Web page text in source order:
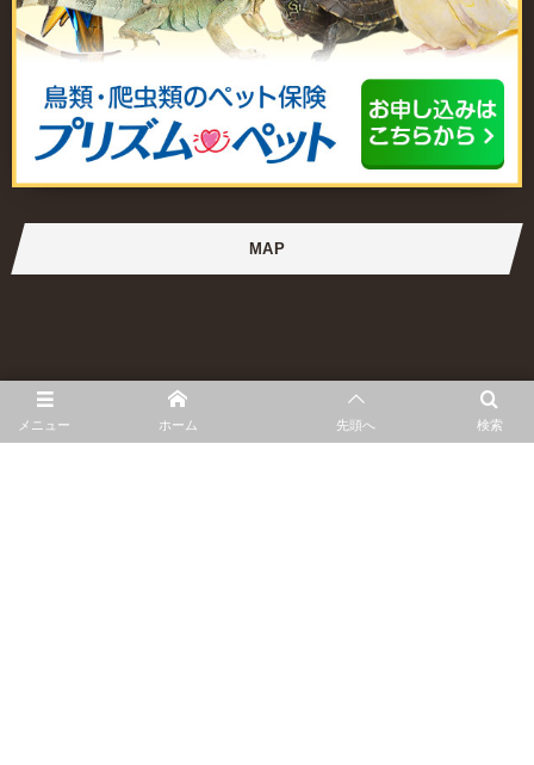
MAP
メニュー 検索
ホーム 先頭へ